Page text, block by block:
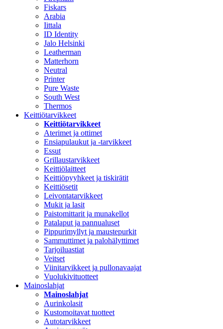
Fiskars
Arabia
Iittala
ID Identity
Jalo Helsinki
Leatherman
Matterhorn
Neutral
Printer
Pure Waste
South West
Thermos
Keittiötarvikkeet
Keittiötarvikkeet
Aterimet ja ottimet
Ensiapulaukut ja -tarvikkeet
Essut
Grillaustarvikkeet
Keittiölaitteet
Keittiöpyyhkeet ja tiskirätit
Keittiösetit
Leivontatarvikkeet
Mukit ja lasit
Paistomittarit ja munakellot
Patalaput ja pannualuset
Pippurimyllyt ja maustepurkit
Sammuttimet ja palohälyttimet
Tarjoiluastiat
Veitset
Viinitarvikkeet ja pullonavaajat
Vuolukivituotteet
Mainoslahjat
Mainoslahjat
Aurinkolasit
Kustomoitavat tuotteet
Autotarvikkeet